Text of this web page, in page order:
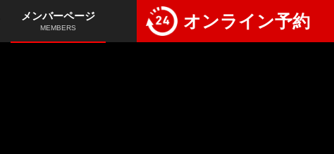
メンバーページ
MEMBERS オンライン予約